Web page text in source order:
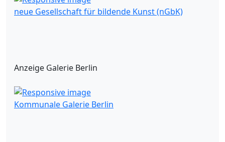
neue Gesellschaft für bildende Kunst (nGbK)
Anzeige Galerie Berlin
Kommunale Galerie Berlin